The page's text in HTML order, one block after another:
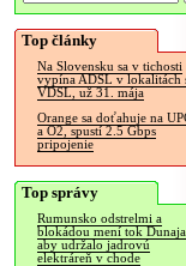
Top články
Na Slovensku sa v tichosti
vypína ADSL v lokalitách
VDSL, už 31. mája
Orange sa doťahuje na
a O2, spustí 2.5 Gbps
pripojenie
Top správy
Rumunsko odstrelmi a
blokádou mení tok Dunaja,
aby udržalo jadrovú
elektráreň v chode